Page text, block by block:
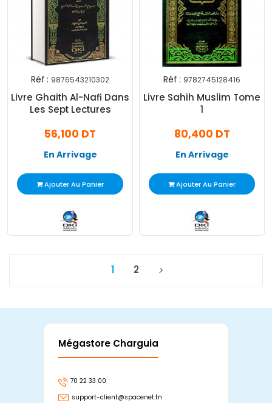
Réf : 9876543210302
Livre Ghaith Al-Nafi Dans
Les Sept Lectures
56,100 DT
En Arrivage
Ajouter Au Panier
Réf : 9782745128416
Livre Sahih Muslim Tome
1
80,400 DT
En Arrivage
Ajouter Au Panier
1 2
Mégastore Charguia
70 22 33 00
support-client@spacenet.tn